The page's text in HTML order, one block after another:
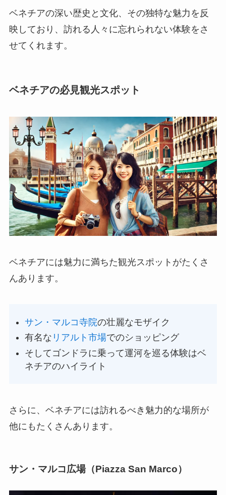
ベネチアの深い歴史と文化、その独特な魅力を反
映しており、訪れる人々に忘れられない体験をさ
せてくれます。
ベネチアの必見観光スポット
ベネチアには魅力に満ちた観光スポットがたくさ
んあります。
サン・マルコ寺院の壮麗なモザイク
有名な リアルト市場でのショッピング
そしてゴンドラに乗って運河を巡る体験はベ
ネチアのハイライト
さらに、ベネチアには訪れるべき魅力的な場所が
他にもたくさんあります。
サン・マルコ広場（Piazza San Marco）